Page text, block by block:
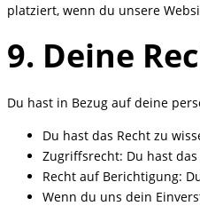
platziert, wenn du unsere
9. Deine
Du hast in Bezug auf deine
Du hast das Recht zu
Zugriffsrecht: Du hast
Recht auf Berichtigung:
Wenn du uns dein